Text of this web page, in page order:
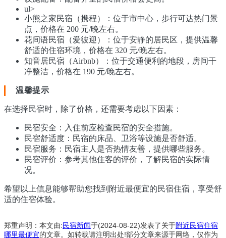
ul>
小熊之家民宿（携程）：位于市中心，步行可达热门景
点，价格在 200 元/晚左右。
花间语民宿（爱彼迎）：位于安静的居民区，提供温馨
舒适的住宿环境，价格在 320 元/晚左右。
知音居民宿（Airbnb）：位于交通便利的地段，房间干
净整洁，价格在 190 元/晚左右。
温馨提示
在选择民宿时，除了价格，还需要考虑以下因素：
民宿安全：入住前应检查民宿的安全措施。
民宿舒适度：民宿的床品、卫浴等设施是否舒适。
民宿服务：民宿主人是否热情友善，提供哪些服务。
民宿评价：参考其他住客的评价，了解民宿的实际情
况。
希望以上信息能够帮助您找到附近最便宜的民宿住宿，享受舒
适的住宿体验。
郑重声明：本文由:民宿新闻于(2024-08-22)发表了关于附近民宿住宿
哪里最便宜的文章。如转载请注明出处!部分文章来源于网络，仅作为